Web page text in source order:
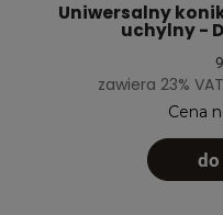
Uniwersalny
uchylny -
zawiera 23%
Cena